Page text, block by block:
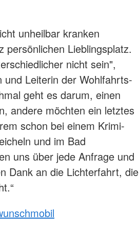
unheilbar kranken
persönlichen Lieblingsplatz.
nicht sein",
und Leiterin der Wohlfahrts-
geht es darum, einen
andere möchten ein letztes
schon bei einem Krimi-
und im Bad
uns über jede Anfrage und
Dank an die Lichterfahrt, die